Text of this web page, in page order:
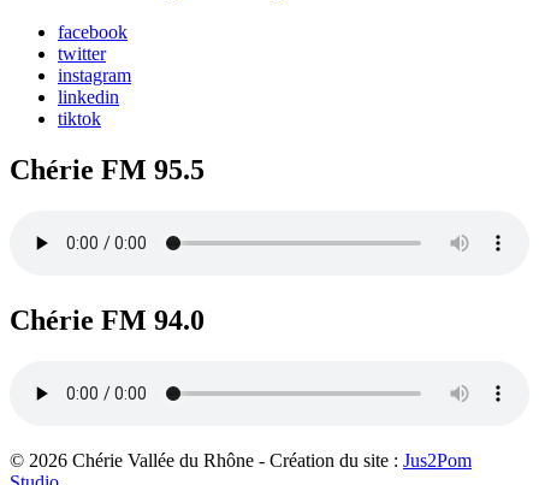
facebook
twitter
instagram
linkedin
tiktok
Chérie FM 95.5
Chérie FM 94.0
© 2026 Chérie Vallée du Rhône - Création du site : Jus2Pom